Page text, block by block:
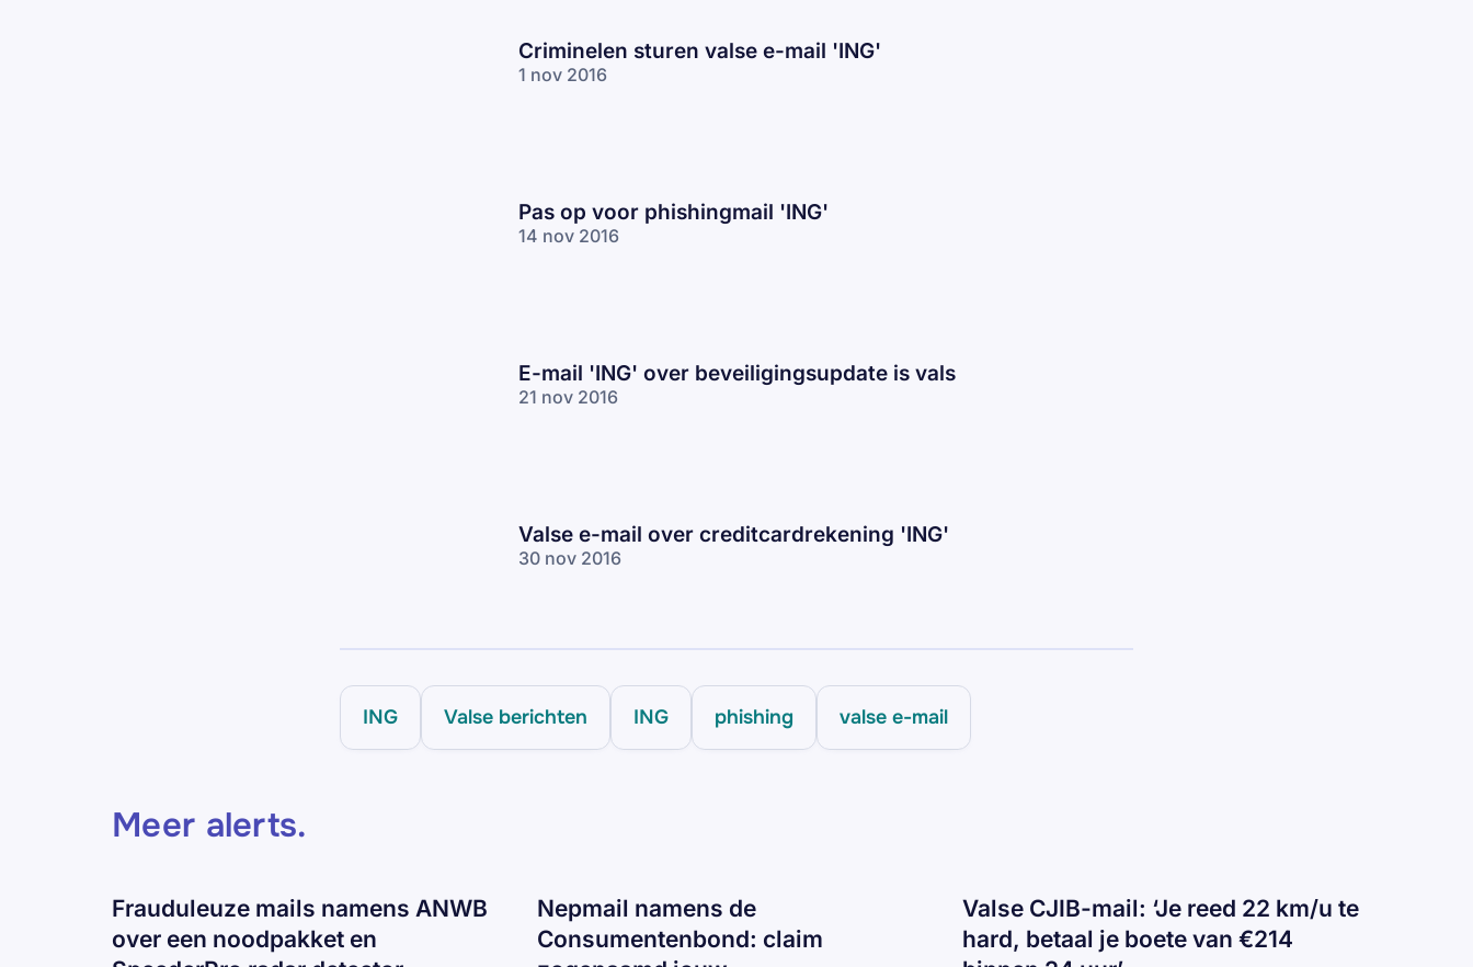
Criminelen sturen valse e-mail 'ING'
1 nov 2016
Pas op voor phishingmail 'ING'
14 nov 2016
E-mail 'ING' over beveiligingsupdate is vals
21 nov 2016
Valse e-mail over creditcardrekening 'ING'
30 nov 2016
ING Valse berichten ING phishing valse e-mail
Meer alerts.
Frauduleuze mails namens ANWB
over een noodpakket en
Nepmail namens de
Consumentenbond: claim
Valse CJIB-mail: ‘Je reed 22 km/u te
hard, betaal je boete van €214